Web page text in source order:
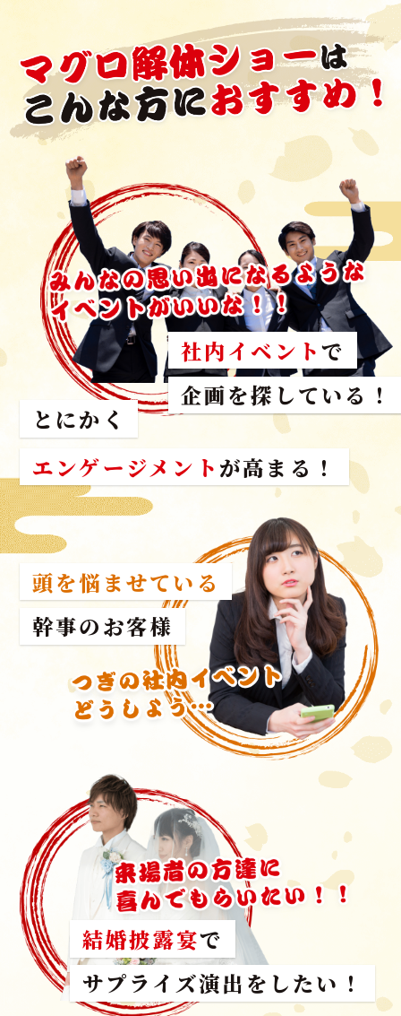
社内イベントで
スタッフが参加した
企画を探している！
とにかく
エンゲージメント が高まる！
頭を悩ませている
幹事のお客様
結婚披露宴で
サプライズ演出をしたい！